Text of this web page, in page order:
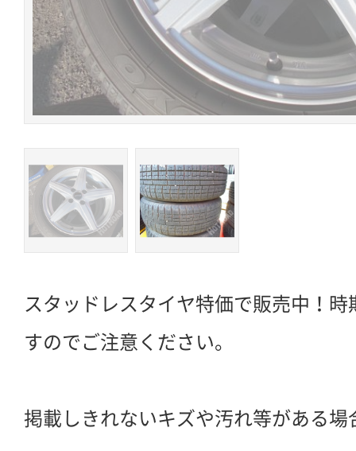
スタッドレスタイヤ特価で販売中！
すのでご注意ください。
掲載しきれないキズや汚れ等がある場